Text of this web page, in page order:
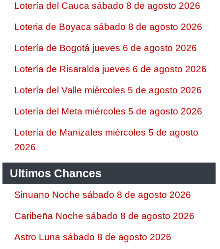
Lotería del Cauca sábado 8 de agosto 2026
Loteria de Boyaca sábado 8 de agosto 2026
Lotería de Bogotá jueves 6 de agosto 2026
Lotería de Risaralda jueves 6 de agosto 2026
Lotería del Valle miércoles 5 de agosto 2026
Lotería del Meta miércoles 5 de agosto 2026
Lotería de Manizales miércoles 5 de agosto
2026
Ultimos Chances
Sinuano Noche sábado 8 de agosto 2026
Caribeña Noche sábado 8 de agosto 2026
Astro Luna sábado 8 de agosto 2026